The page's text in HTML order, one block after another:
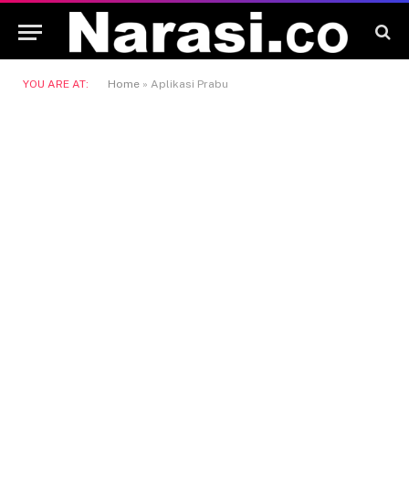
YOU ARE AT: Home » Aplikasi Prabu